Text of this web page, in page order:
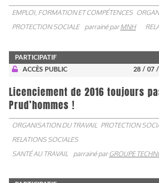
EMPLOI, FORMATION ET COMPÉTENCES
PROTECTION SOCIALE
parrainé parMNH
PARTICIPATIF
ACCÈS PUBLIC
28 / 07
Licenciement de 2016 toujours
Prud’hommes !
ORGANISATION DU TRAVAIL PROTECTION
RELATIONS SOCIALES
SANTÉ AU TRAVAIL
parrainé parGROUPE